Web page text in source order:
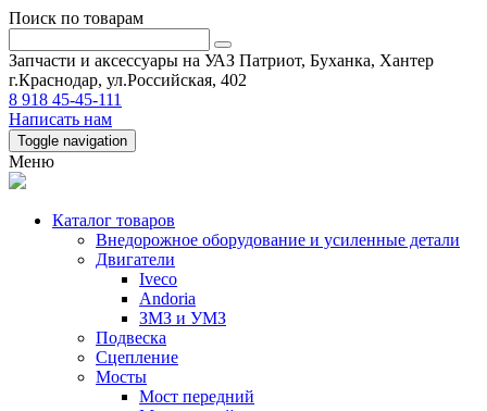
Поиск по товарам
Запчасти и аксессуары на УАЗ Патриот, Буханка, Хантер
г.Краснодар, ул.Российская, 402
8 918 45-45-111
Написать нам
Toggle navigation
Меню
Каталог товаров
Внедорожное оборудование и усиленные детали
Двигатели
Iveco
Andoria
ЗМЗ и УМЗ
Подвеска
Сцепление
Мосты
Мост передний